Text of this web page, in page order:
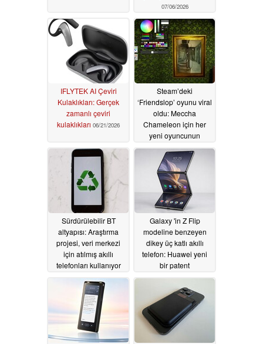
07/06/2026
IFLYTEK AI Çeviri
Kulaklıkları: Gerçek
zamanlı çeviri
kulaklıkları 06/21/2026
Steam’deki
‘Friendslop’ oyunu viral
oldu: Meccha
Chameleon için her
yeni oyuncunun
bilmesi gereken
ipuçları06/18/2026
Sürdürülebilir BT
altyapısı: Araştırma
projesi, veri merkezi
için atılmış akıllı
telefonları kullanıyor
06/18/2026
Galaxy 'in Z Flip
modeline benzeyen
dikey üç katlı akıllı
telefon: Huawei yeni
bir patent
başvurusunda bulundu
06/18/2026